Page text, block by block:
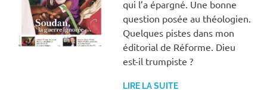
qui l’a épargné. Une bonne
question posée au théologien.
Quelques pistes dans mon
éditorial de Réforme. Dieu
est-il trumpiste ?
LIRE LA SUITE